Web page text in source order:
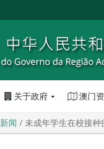
关于政府 澳门
新闻 未成年学生在校接